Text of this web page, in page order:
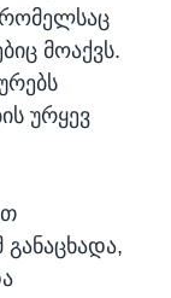
მოაქვს.
ურყევ